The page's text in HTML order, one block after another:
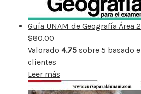
Guía UNAM de Geografía Área
$80.00
Valorado 4.75 sobre 5 basado
clientes
Leer más